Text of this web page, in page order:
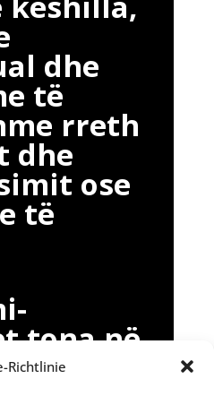
Richtlinie
dhe
të
rreth
dhe
ose
të
tona në